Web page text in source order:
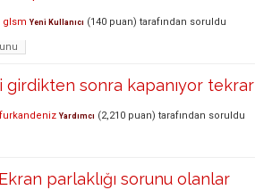
glsm Yeni Kullanıcı (140 puan) tarafından soruldu
girdikten sonra kapanıyor tekrar
furkandeniz Yardımcı (2,210 puan) tarafından soruldu
parlaklığı sorunu olanlar